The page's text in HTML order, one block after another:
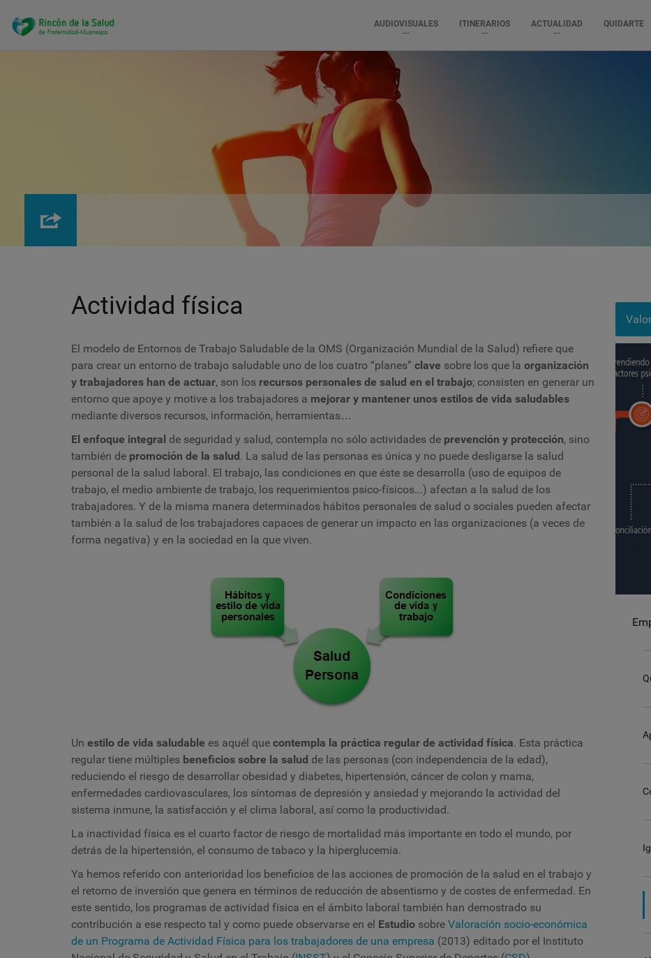
AUDIOVISUALES ITINERARIOS ACTUALIDAD QUIDARTE
Actividad física
El modelo de Entornos de Trabajo Saludable de la OMS (Organización Mundial de la Salud) refiere que
para crear un entorno de trabajo saludable uno de los cuatro “planes” clave sobre los que la organización
y trabajadores han de actuar, son los recursos personales de salud en el trabajo; consisten en generar un
entorno que apoye y motive a los trabajadores a mejorar y mantener unos estilos de vida saludables
mediante diversos recursos, información, herramientas…
El enfoque integral de seguridad y salud, contempla no sólo actividades de prevención y protección, sino
también de promoción de la salud. La salud de las personas es única y no puede desligarse la salud
personal de la salud laboral. El trabajo, las condiciones en que éste se desarrolla (uso de equipos de
trabajo, el medio ambiente de trabajo, los requerimientos psico-físicos...) afectan a la salud de los
trabajadores. Y de la misma manera determinados hábitos personales de salud o sociales pueden afectar
también a la salud de los trabajadores capaces de generar un impacto en las organizaciones (a veces de
forma negativa) y en la sociedad en la que viven.
Un estilo de vida saludable es aquél que contempla la práctica regular de actividad física. Esta práctica
regular tiene múltiples beneficios sobre la salud de las personas (con independencia de la edad),
reduciendo el riesgo de desarrollar obesidad y diabetes, hipertensión, cáncer de colon y mama,
enfermedades cardiovasculares, los síntomas de depresión y ansiedad y mejorando la actividad del
sistema inmune, la satisfacción y el clima laboral, así como la productividad.
La inactividad física es el cuarto factor de riesgo de mortalidad más importante en todo el mundo, por
detrás de la hipertensión, el consumo de tabaco y la hiperglucemia.
Ya hemos referido con anterioridad los beneficios de las acciones de promoción de la salud en el trabajo y
el retorno de inversión que genera en términos de reducción de absentismo y de costes de enfermedad. En
este sentido, los programas de actividad física en el ámbito laboral también han demostrado su
contribución a ese respecto tal y como puede observarse en el Estudio sobre Valoración socio-económica
de un Programa de Actividad Física para los trabajadores de una empresa (2013) editado por el Instituto